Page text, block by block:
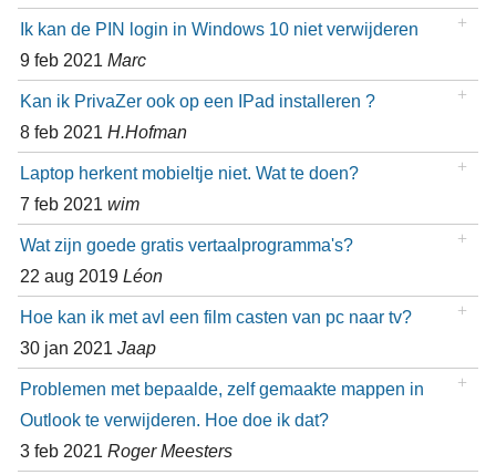
Ik kan de PIN login in Windows 10 niet verwijderen
9 feb 2021 Marc
Kan ik PrivaZer ook op een IPad installeren ?
8 feb 2021 H.Hofman
Laptop herkent mobieltje niet. Wat te doen?
7 feb 2021 wim
Wat zijn goede gratis vertaalprogramma's?
22 aug 2019 Léon
Hoe kan ik met avl een film casten van pc naar tv?
30 jan 2021 Jaap
Problemen met bepaalde, zelf gemaakte mappen in
Outlook te verwijderen. Hoe doe ik dat?
3 feb 2021 Roger Meesters